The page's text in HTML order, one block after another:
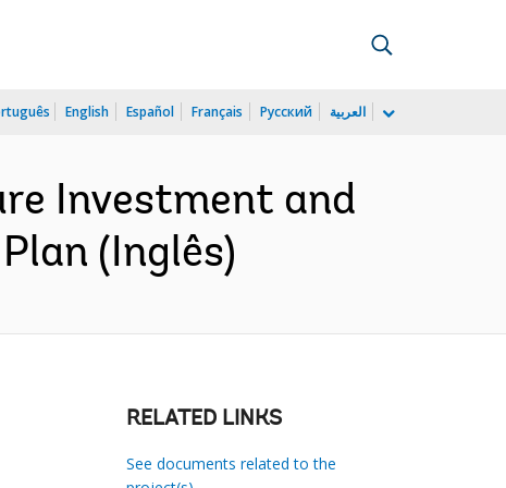
English Español Français Русский العربية
Investment and
(Inglês)
RELATED LINKS
See documents related to the